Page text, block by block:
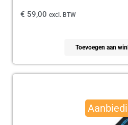
€ 59,00 excl. BTW
Toevoegen aan